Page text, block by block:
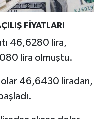
FİYATLARI
46,6280 lira,
lira olmuştu.
46,6430 liradan,